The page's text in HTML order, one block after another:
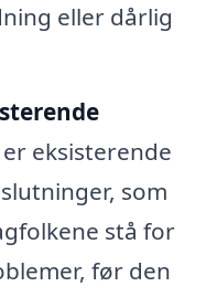
eller dårlig
eksisterende
som
stå for
før den